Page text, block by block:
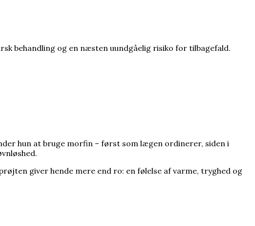
behandling og en næsten uundgåelig risiko for tilbagefald.
hun at bruge morfin – først som lægen ordinerer, siden i
giver hende mere end ro: en følelse af varme, tryghed og